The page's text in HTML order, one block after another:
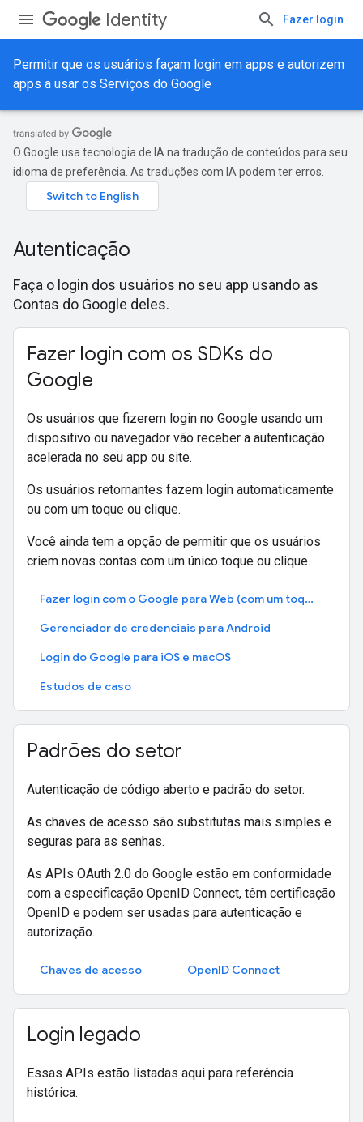
Identity Fazer login
Permitir que os usuários façam login em apps e autorizem
apps a usar os Serviços do Google
O Google usa tecnologia de IA na tradução de conteúdos para seu
idioma de preferência. As traduções com IA podem ter erros.
Autenticação
Faça o login dos usuários no seu app usando as
Contas do Google deles.
Fazer login com os SDKs do
Google
Os usuários que fizerem login no Google usando um
dispositivo ou navegador vão receber a autenticação
acelerada no seu app ou site.
Os usuários retornantes fazem login automaticamente
ou com um toque ou clique.
Você ainda tem a opção de permitir que os usuários
criem novas contas com um único toque ou clique.
Fazer login com o Google para Web (com um toque)
Gerenciador de credenciais para Android
Login do Google para iOS e macOS
Estudos de caso
Padrões do setor
Autenticação de código aberto e padrão do setor.
As chaves de acesso são substitutas mais simples e
seguras para as senhas.
As APIs OAuth 2.0 do Google estão em conformidade
com a especificação OpenID Connect, têm certificação
OpenID e podem ser usadas para autenticação e
autorização.
Chaves de acesso OpenID Connect
Login legado
Essas APIs estão listadas aqui para referência
histórica.